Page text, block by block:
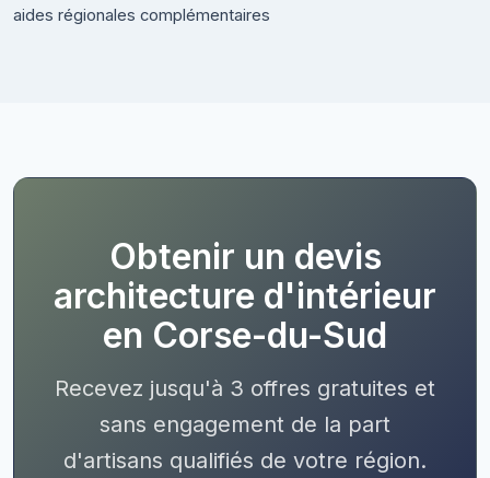
aides régionales complémentaires
Obtenir un devis
architecture d'intérieur
en Corse-du-Sud
Recevez jusqu'à 3 offres gratuites et
sans engagement de la part
d'artisans qualifiés de votre région.